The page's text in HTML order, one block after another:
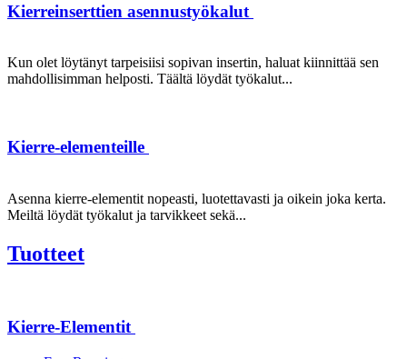
Kierreinserttien asennustyökalut
Kun olet löytänyt tarpeisiisi sopivan insertin, haluat kiinnittää sen
mahdollisimman helposti. Täältä löydät työkalut...
Kierre-elementeille
Asenna kierre-elementit nopeasti, luotettavasti ja oikein joka kerta.
Meiltä löydät työkalut ja tarvikkeet sekä...
Tuotteet
Kierre-Elementit